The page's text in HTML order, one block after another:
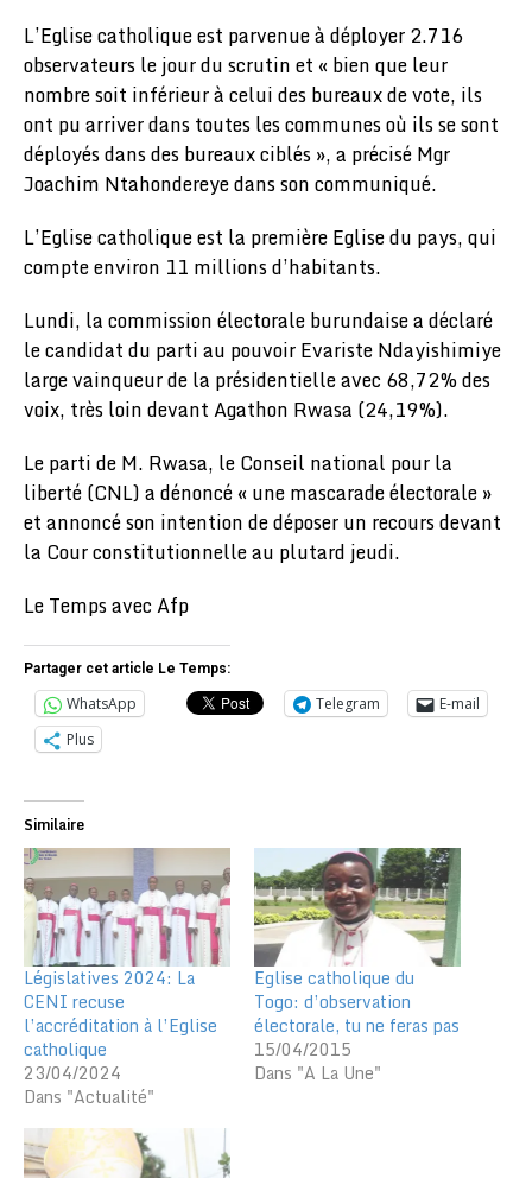
L’Eglise catholique est parvenue à déployer 2.716
observateurs le jour du scrutin et « bien que leur
nombre soit inférieur à celui des bureaux de vote, ils
ont pu arriver dans toutes les communes où ils se sont
déployés dans des bureaux ciblés », a précisé Mgr
Joachim Ntahondereye dans son communiqué.
L’Eglise catholique est la première Eglise du pays, qui
compte environ 11 millions d’habitants.
Lundi, la commission électorale burundaise a déclaré
le candidat du parti au pouvoir Evariste Ndayishimiye
large vainqueur de la présidentielle avec 68,72% des
voix, très loin devant Agathon Rwasa (24,19%).
Le parti de M. Rwasa, le Conseil national pour la
liberté (CNL) a dénoncé « une mascarade électorale »
et annoncé son intention de déposer un recours devant
la Cour constitutionnelle au plutard jeudi.
Le Temps avec Afp
Partager cet article Le Temps:
WhatsApp Telegram
E-mail
Plus
Similaire
Législatives 2024: La
CENI recuse
l’accréditation à l’Eglise
catholique
23/04/2024
Dans "Actualité"
Eglise catholique du
Togo: d’observation
électorale, tu ne feras pas
15/04/2015
Dans "A La Une"